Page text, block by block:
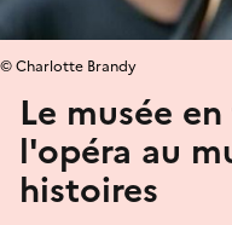
Le musée
l'opéra au
histoires
© Charlotte Brandy